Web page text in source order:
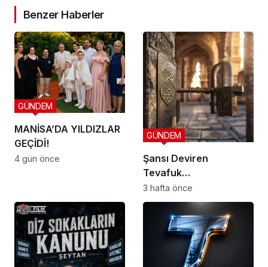
Benzer Haberler
MANİSA’DA YILDIZLAR
GEÇİDİ!
GÜNDEM
4 gün önce
Şansı Deviren
Tevafuk…
GÜNDEM
3 hafta önce